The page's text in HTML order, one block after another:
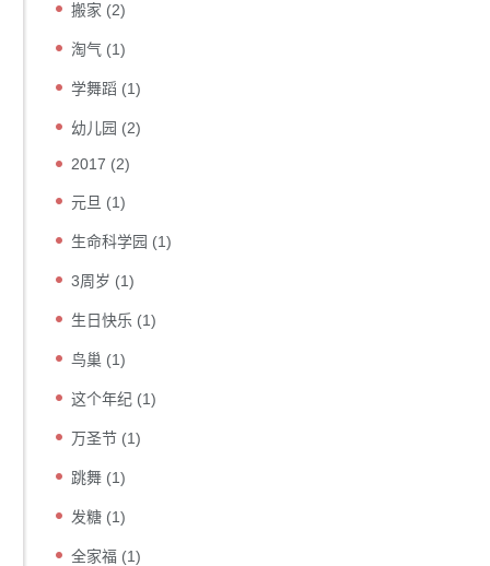
搬家 (2)
淘气 (1)
学舞蹈 (1)
幼儿园 (2)
2017 (2)
元旦 (1)
生命科学园 (1)
3周岁 (1)
生日快乐 (1)
鸟巢 (1)
这个年纪 (1)
万圣节 (1)
跳舞 (1)
发糖 (1)
全家福 (1)